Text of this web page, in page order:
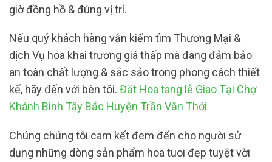
giờ đồng hồ & đúng vị trí.
Nếu quý khách hàng vẫn kiếm tìm Thương Mại &
dịch Vụ hoa khai trương giá thấp mà đang đảm bảo
an toàn chất lượng & sắc sảo trong phong cách thiết
kế, hãy đến với bên tôi. Đăt Hoa tang lễ Giao Tại Chợ
Khánh Bình Tây Bắc Huyện Trần Văn Thới
Chúng chúng tôi cam kết đem đến cho người sử
dụng những dòng sản phẩm hoa tuoi đẹp tuyệt vời